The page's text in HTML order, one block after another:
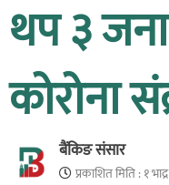
थप ३
कोरोना
बैंकिङ संसार
प्रकाशित मिति :१